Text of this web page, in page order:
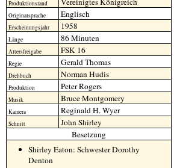
Produktionsland
Originalsprache Englisch
Erscheinungsjahr 1958
Länge 86 Minuten
Altersfreigabe FSK 16
Regie Gerald Thomas
Drehbuch Norman Hudis
Produktion Peter Rogers
Musik Bruce Montgomery
Kamera Reginald H. Wyer
Schnitt
John Shirley
Besetzung
Shirley Eaton: Schwester Dorothy
Denton